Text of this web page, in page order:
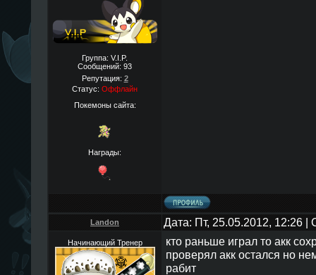
Группа: V.I.P.
Сообщений: 93
Репутация: 2
Статус: Оффлайн
Покемоны сайта:
Награды:
Landon Дата: Пт, 25.05.2012, 12:26
Начинающий Тренер
кто раньше играл то акк
проверял акк остался но
рабит